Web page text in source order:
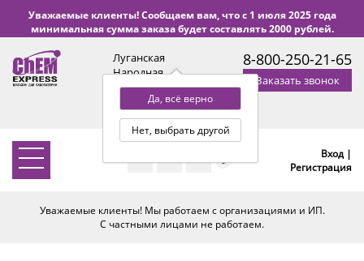
Уважаемые клиенты! Сообщаем вам, что с 1 июля 2025 года
минимальная сумма заказа будет составлять 2000 рублей.
Луганская
Народная
Республика
Да, всё верно
Нет, выбрать другой
с 9:00 до 18:00 по Уфе
(+2 МСК)
8-800-250-21-65
Заказать звонок
0
Вход |
Регистрация
Уважаемые клиенты! Мы работаем с организациями и ИП.
С частными лицами не работаем.